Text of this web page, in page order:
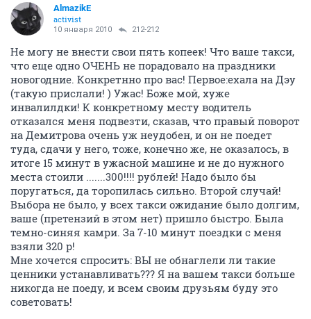
AlmazikE
activist
10 января 2010 212-212
Не могу не внести свои пять копеек! Что ваше такси,
что еще одно ОЧЕНЬ не порадовало на праздники
новогодние. Конкретнно про вас! Первое:ехала на Дэу
(такую прислали! ) Ужас! Боже мой, хуже
инвалилдки! К конкретному месту водитель
отказался меня подвезти, сказав, что правый поворот
на Демитрова очень уж неудобен, и он не поедет
туда, сдачи у него, тоже, конечно же, не оказалось, в
итоге 15 минут в ужасной машине и не до нужного
места стоили .......300!!!! рублей! Надо было бы
поругаться, да торопилась сильно. Второй случай!
Выбора не было, у всех такси ожидание было долгим,
ваше (претензий в этом нет) пришло быстро. Была
темно-синяя камри. За 7-10 минут поездки с меня
взяли 320 р!
Мне хочется спросить: ВЫ не обнаглели ли такие
ценники устанавливать??? Я на вашем такси больше
никогда не поеду, и всем своим друзьям буду это
советовать!